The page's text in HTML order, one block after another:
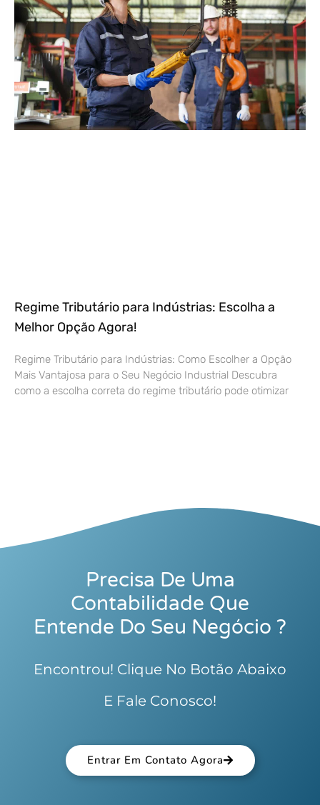
Regime Tributário para Indústrias: Escolha a
Melhor Opção Agora!
Regime Tributário para Indústrias: Como Escolher a Opção
Mais Vantajosa para o Seu Negócio Industrial Descubra
como a escolha correta do regime tributário pode otimizar
Precisa De Uma
Contabilidade Que
Entende Do Seu Negócio ?
Encontrou! Clique No Botão Abaixo
E Fale Conosco!
Entrar Em Contato Agora